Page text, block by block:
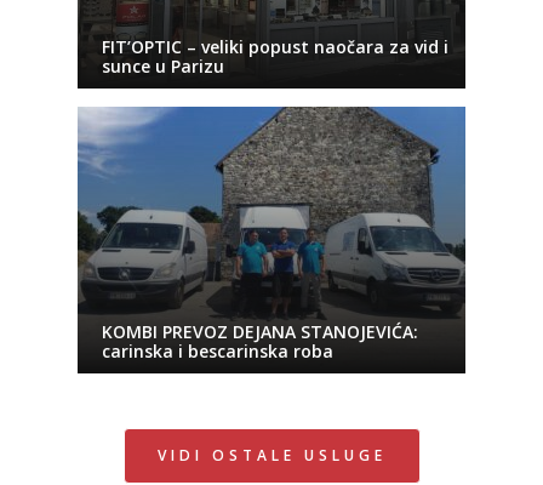
FIT’OPTIC – veliki popust naočara za vid i
sunce u Parizu
KOMBI PREVOZ DEJANA STANOJEVIĆA:
carinska i bescarinska roba
VIDI OSTALE USLUGE